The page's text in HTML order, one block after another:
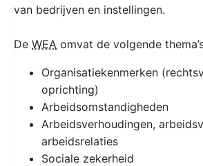
van bedrijven en instellingen.
De WEA omvat de volgende
Organisatiekenmerken
oprichting)
Arbeidsomstandigheden
Arbeidsverhoudingen,
arbeidsrelaties
Sociale zekerheid